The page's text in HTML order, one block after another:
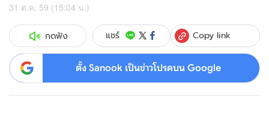
31 ต.ค. 59 (15:04 น.)
กดฟัง แชร์ Copy link
ตั้ง Sanook เป็นข่าวโปรดบน Google